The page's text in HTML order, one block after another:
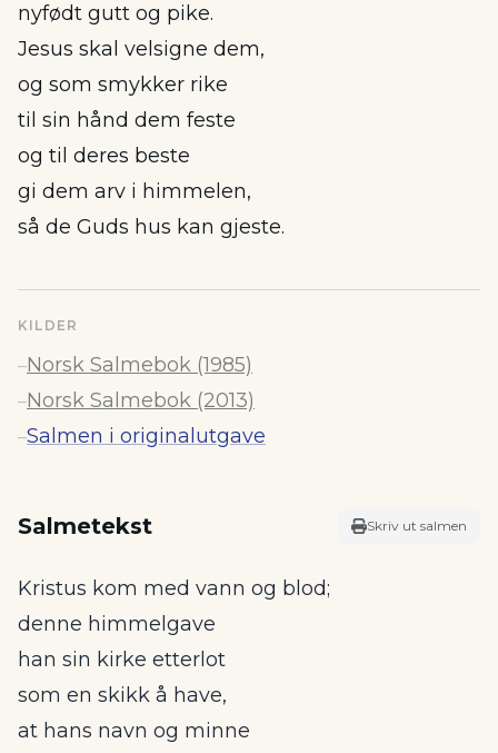
nyfødt gutt og pike.
Jesus skal velsigne dem,
og som smykker rike
til sin hånd dem feste
og til deres beste
gi dem arv i himmelen,
så de Guds hus kan gjeste.
KILDER
–Norsk Salmebok (1985)
–Norsk Salmebok (2013)
–Salmen i originalutgave
Salmetekst Skriv ut salmen
Kristus kom med vann og blod;
denne himmelgave
han sin kirke etterlot
som en skikk å have,
at hans navn og minne